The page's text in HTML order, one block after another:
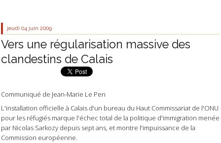
jeudi 04 juin 2009
Vers une régularisation massive des
clandestins de Calais
Communiqué de Jean-Marie Le Pen
L'installation officielle à Calais d'un bureau du Haut Commissariat de l'ONU
pour les réfugiés marque l'échec total de la politique d'immigration menée
par Nicolas Sarkozy depuis sept ans, et montre l'impuissance de la
Commission européenne.